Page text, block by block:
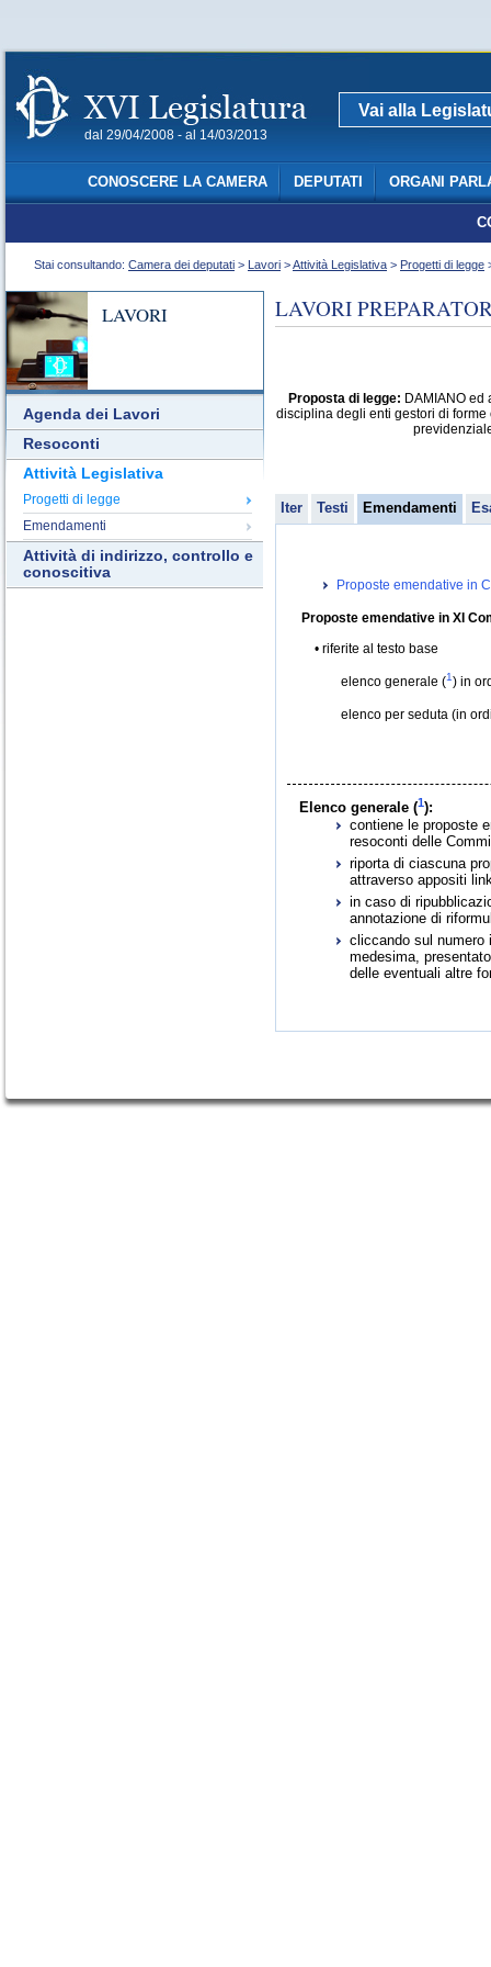
dal 29/04/2008 - al 14/03/2013
Vai alla
CONOSCERE LA CAMERA DEPUTATI ORGANI
Stai consultando: Camera dei deputati > Lavori >Attività Legislativa > Progetti di legge
LAVORI
Agenda dei Lavori
Resoconti
Attività Legislativa
Progetti di legge
Emendamenti
Attività di indirizzo, controllo e
conoscitiva
LAVORI
Proposta di legge: DAMIANO
disciplina degli enti gestori di
Iter Testi Emendamenti
Proposte emendative in
Proposte emendative in XI
riferite al testo base
elenco generale (1) in
elenco per seduta (in
Elenco generale (1):
contiene le proposte
resoconti delle
riporta di ciascuna
attraverso appositi
in caso di
annotazione di
cliccando sul numero
medesima,
delle eventuali altre